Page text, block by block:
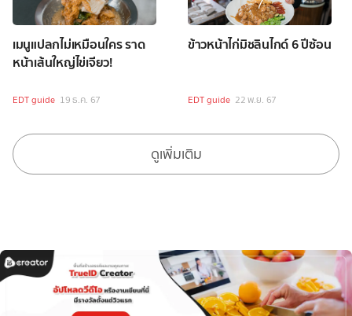
เมนูแปลกไม่เหมือนใคร ราด
หน้าเส้นใหญ่ไข่เจียว!
EDT guide 19 ธ.ค. 67
ข้าวหน้าไก่มิชลินไกด์ 6 ปีซ้อน
EDT guide 22 พ.ย. 67
ดูเพิ่มเติม